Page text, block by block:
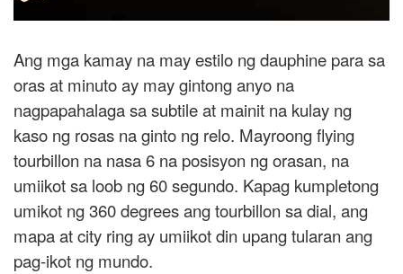
Ang mga kamay na may estilo ng dauphine para sa
oras at minuto ay may gintong anyo na
nagpapahalaga sa subtile at mainit na kulay ng
kaso ng rosas na ginto ng relo. Mayroong flying
tourbillon na nasa 6 na posisyon ng orasan, na
umiikot sa loob ng 60 segundo. Kapag kumpletong
umikot ng 360 degrees ang tourbillon sa dial, ang
mapa at city ring ay umiikot din upang tularan ang
pag-ikot ng mundo.